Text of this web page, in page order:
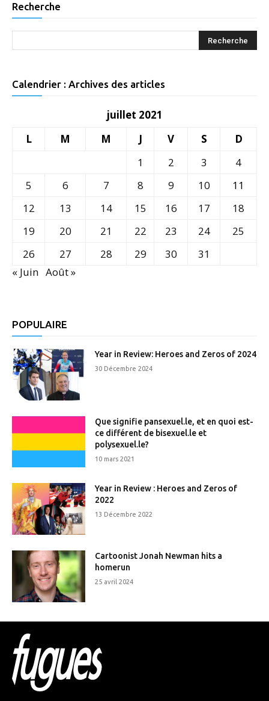
Recherche
Calendrier : Archives des articles
juillet 2021
L
M M J V S
D
1
2 3
4
5
6 7 8 9 10
11
12
13 14 15 16 17
18
19
20 21 22 23 24
25
26
27 28 29 30
31
« Juin Août »
POPULAIRE
Year in Review: Heroes and Zeros of 2024
30 Décembre 2024
Que signifie pansexuel.le, et en quoi est-
ce différent de bisexuel.le et
polysexuel.le?
10 mars 2021
Year in Review : Heroes and Zeros of
2022
13 Décembre 2022
Cartoonist Jonah Newman hits a
homerun
25 avril 2024